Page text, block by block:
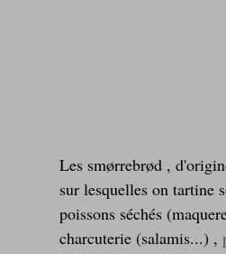
Les smørrebrød ,
sur lesquelles on tartine
poissons séchés
charcuterie (salamis...) ,